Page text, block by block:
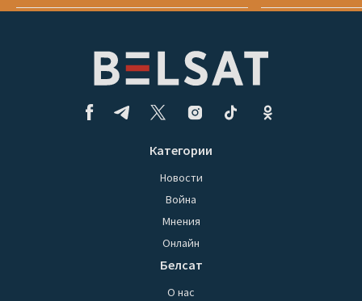
Категории
Новости
Война
Мнения
Онлайн
Белсат
О нас